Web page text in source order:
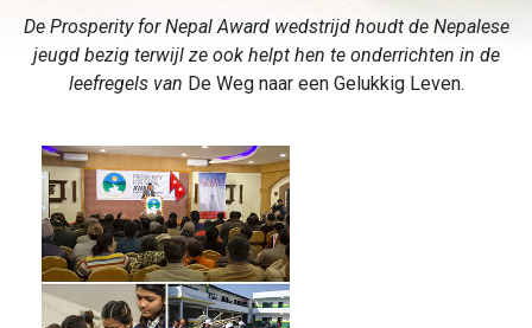
De Prosperity for Nepal Award wedstrijd houdt de Nepalese
jeugd bezig terwijl ze ook helpt hen te onderrichten in de
leefregels van De Weg naar een Gelukkig Leven.